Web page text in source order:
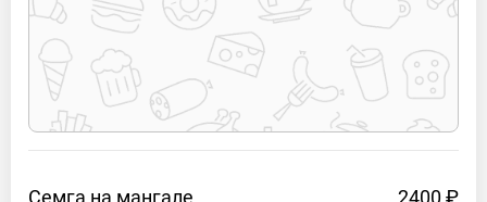
Семга на мангале 2400 ₽